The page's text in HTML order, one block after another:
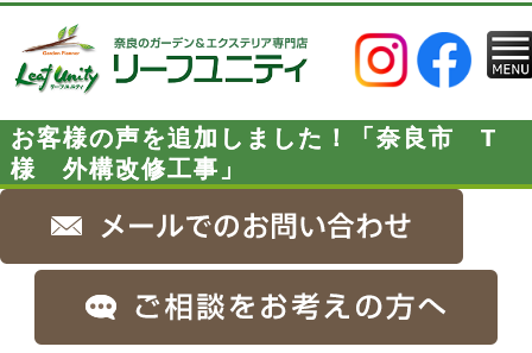
お客様の声を追加しました！「奈良市 T
様 外構改修工事」